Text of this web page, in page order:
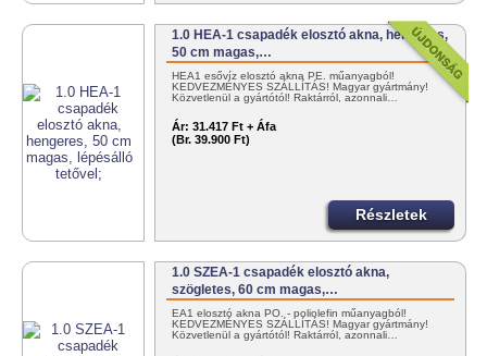
1.0 HEA-1 csapadék elosztó akna, hengeres,
50 cm magas,…
HEA1 esővíz elosztó akna PE. műanyagból!
KEDVEZMÉNYES SZÁLLÍTÁS! Magyar gyártmány!
Közvetlenül a gyártótól! Raktárról, azonnali…
Ár: 31.417 Ft + Áfa
(Br. 39.900 Ft)
Részletek
1.0 SZEA-1 csapadék elosztó akna,
szögletes, 60 cm magas,…
EA1 elosztó akna PO. - poliolefin műanyagból!
KEDVEZMÉNYES SZÁLLÍTÁS! Magyar gyártmány!
Közvetlenül a gyártótól! Raktárról, azonnali…